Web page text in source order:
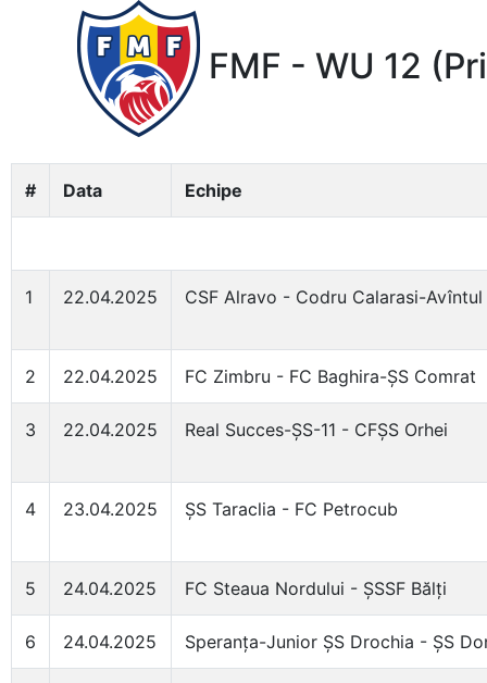
FMF - WU 12
# Data Echipe
1 22.04.2025 CSF Alravo - Codru Calarasi-
2 22.04.2025 FC Zimbru - FC Baghira-ȘS Comrat
3 22.04.2025 Real Succes-ȘS-11 - CFȘS Orhei
4 23.04.2025 ȘS Taraclia - FC Petrocub
5 24.04.2025 FC Steaua Nordului - ȘSSF Bălți
6 24.04.2025 Speranța-Junior ȘS Drochia - ȘS